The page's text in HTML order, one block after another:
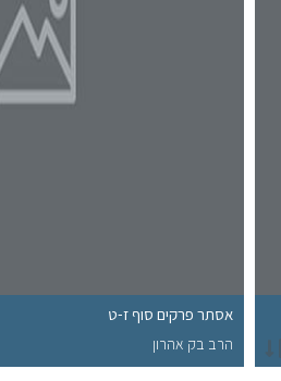
אסתר פרקים סוף ז-ט
הרב בק אהרון